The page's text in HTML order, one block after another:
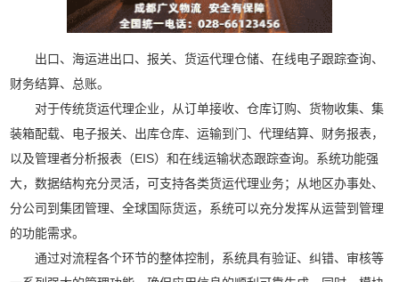
出口、海运进出口、报关、货运代理仓储、在线电子跟踪查询、
财务结算、总账。
对于传统货运代理企业，从订单接收、仓库订购、货物收集、集
装箱配载、电子报关、出库仓库、运输到门、代理结算、财务报表，
以及管理者分析报表（EIS）和在线运输状态跟踪查询。系统功能强
大，数据结构充分灵活，可支持各类货运代理业务；从地区办事处、
分公司到集团管理、全球国际货运，系统可以充分发挥从运营到管理
的功能需求。
通过对流程各个环节的整体控制，系统具有验证、纠错、审核等